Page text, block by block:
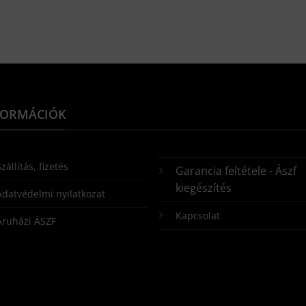
fizetés
nyilatkozat
ÁSZF
Garancia feltétele - Ászf
kiegészítés
Kapcsolat